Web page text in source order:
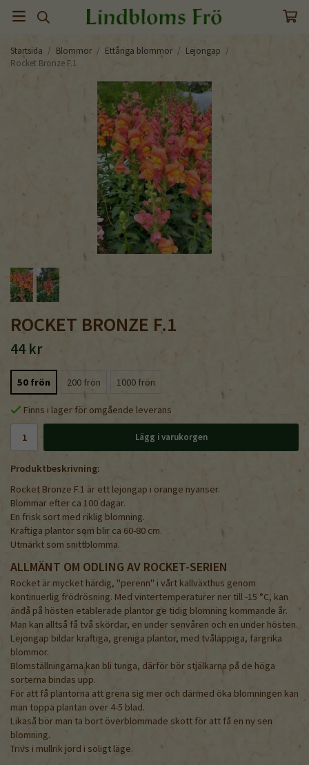
Startsida / Blommor / Ettåriga blommor / Lejongap /
Rocket Bronze F.1
ROCKET BRONZE F.1
44 kr
50 frön 200 frön 1000 frön
Finns i lager för omgående leverans
Lägg i varukorgen
Produktbeskrivning:
Rocket Bronze F.1 är ett lejongap i orange nyanser.
Blommar efter ca 100 dagar.
En frisk sort med riklig blomning.
Kraftiga plantor som blir ca 60-80 cm.
Utmärkt som snittblomma.
ALLMÄNT OM ODLING AV ROCKET-SERIEN
Rocket är mycket härdig, "perenn" i vårt kallväxthus genom
kontinuerlig frödrösning. Med vintertemperaturer ner till -15 °C, kan
ändå på hösten etablerade plantor ge tidig blomning kommande år.
Man kan alltså få två skördar, en under senvåren och en under hösten.
Lejongap bildar kraftiga, greniga plantor, med tvåläppiga, färgrika
blommor.
Blomställningarna kan bli tunga, därför bör stjälkarna på de höga
sorterna bindas upp.
För att få plantorna att grena sig mer och därmed öka blomningen kan
man toppa plantan över 4-5 blad.
Likaså bör man ta bort överblommade skott för att få en ny sen
blomning.
Trivs i mullrik jord i soligt läge.